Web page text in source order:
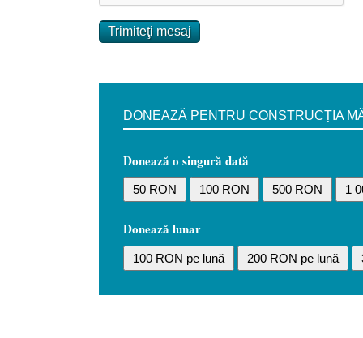
DONEAZĂ PENTRU CONSTRUCȚIA
Donează o singură dată
50 RON 100 RON 500 RON 1
Donează lunar
100 RON pe lună 200 RON pe lună